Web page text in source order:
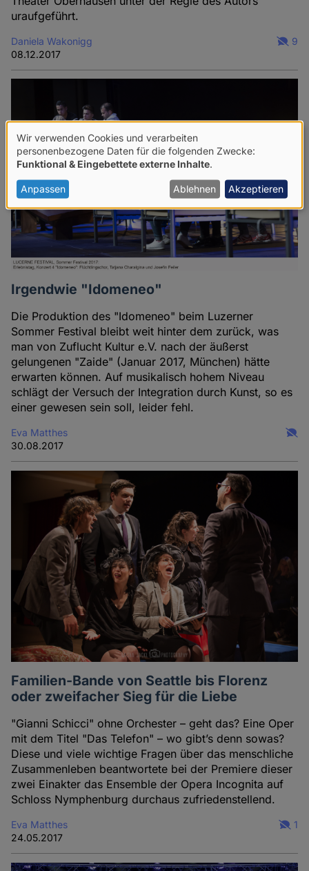
uraufgeführt.
Daniela Wakonigg
08.12.2017
9
Irgendwie "Idomeneo"
Die Produktion des "Idomeneo" beim Luzerner
Sommer Festival bleibt weit hinter dem zurück, was
man von Zuflucht Kultur e.V. nach der äußerst
gelungenen "Zaide" (Januar 2017, München) hätte
erwarten können. Auf musikalisch hohem Niveau
schlägt der Versuch der Integration durch Kunst, so es
einer gewesen sein soll, leider fehl.
Eva Matthes
30.08.2017
Familien-Bande von Seattle bis Florenz
oder zweifacher Sieg für die Liebe
"Gianni Schicci" ohne Orchester – geht das? Eine Oper
mit dem Titel "Das Telefon" – wo gibt’s denn sowas?
Diese und viele wichtige Fragen über das menschliche
Zusammenleben beantwortete bei der Premiere dieser
zwei Einakter das Ensemble der Opera Incognita auf
Schloss Nymphenburg durchaus zufriedenstellend.
Eva Matthes
24.05.2017
1
Verwendung
von
personenbezogenen
Daten
und
Cookies
Wir verwenden Cookies und verarbeiten
personenbezogene Daten für die folgenden Zwecke:
Funktional & Eingebettete externe Inhalte
Anpassen Ablehnen Akzeptieren